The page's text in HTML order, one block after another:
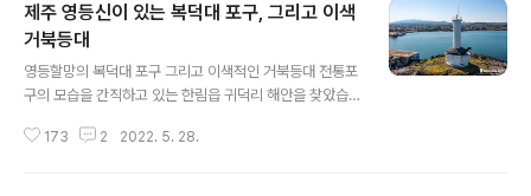
제주 영등신이 있는 복덕대 포구, 그리고 이색
거북등대
영등할망의 복덕대 포구 그리고 이색적인 거북등대 전통포
구의 모습을 간직하고 있는 한림읍 귀덕리 해안을 찾았습
현무암을 차곡차곡 쌓아올려 튼튼하게 만들어진 포구의 형
173 2 2022. 5. 28.